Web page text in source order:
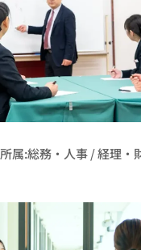
所属:総務・人事 / 経理・